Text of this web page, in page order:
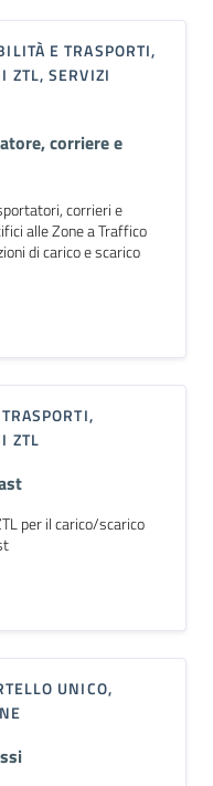
E TRASPORTI,
ZTL, SERVIZI
corriere e
corrieri e
alle Zone a Traffico
di carico e scarico
ZTL
per il carico/scarico
UNICO,